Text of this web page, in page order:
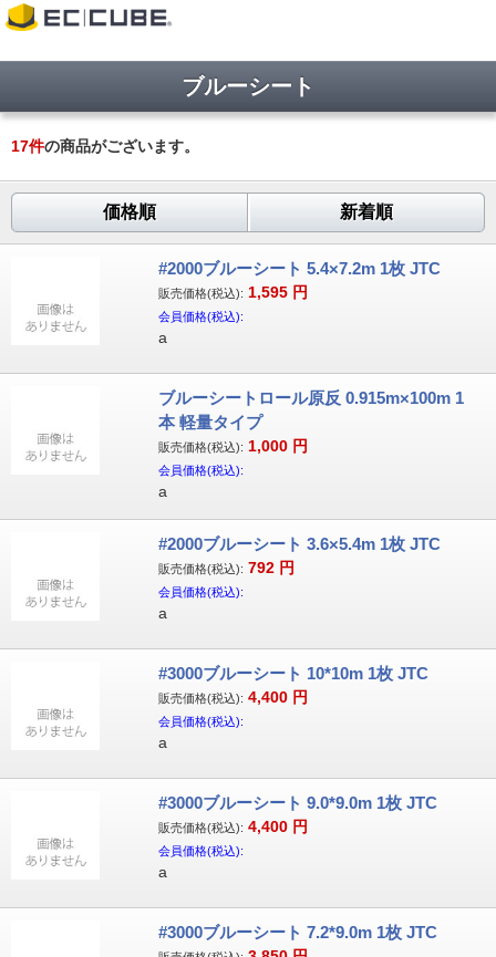
ブルーシート
17件の商品がございます。
価格順 新着順
#2000ブルーシート 5.4×7.2m 1枚 JTC
販売価格(税込): 1,595 円
会員価格(税込):
a
ブルーシートロール原反 0.915m×100m 1
本 軽量タイプ
販売価格(税込): 1,000 円
会員価格(税込):
a
#2000ブルーシート 3.6×5.4m 1枚 JTC
販売価格(税込): 792 円
会員価格(税込):
a
#3000ブルーシート 10*10m 1枚 JTC
販売価格(税込): 4,400 円
会員価格(税込):
a
#3000ブルーシート 9.0*9.0m 1枚 JTC
販売価格(税込): 4,400 円
会員価格(税込):
a
#3000ブルーシート 7.2*9.0m 1枚 JTC